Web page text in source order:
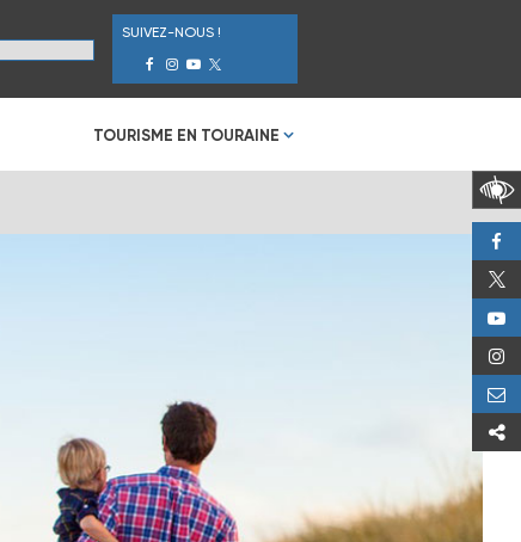
SUIVEZ-NOUS !
TOURISME EN TOURAINE